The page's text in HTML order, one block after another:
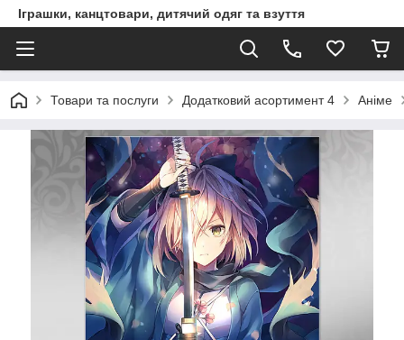
Іграшки, канцтовари, дитячий одяг та взуття
Товари та послуги Додатковий асортимент 4 Аніме